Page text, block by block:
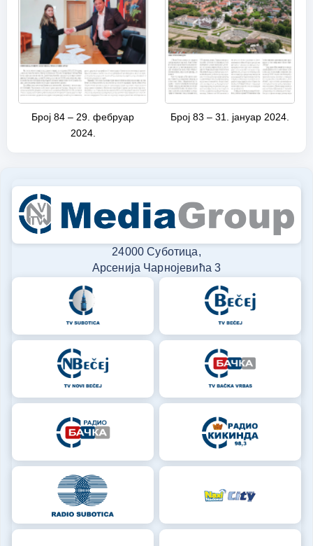
Број 84 – 29. фебруар
2024.
Број 83 – 31. јануар 2024.
24000 Суботица,
Арсенија Чарнојевића 3